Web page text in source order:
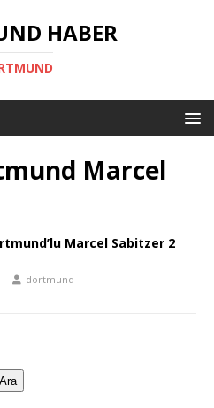
HABER
Marcel
Marcel Sabitzer 2
dortmund
Ara